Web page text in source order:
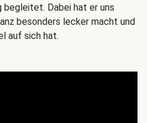
begleitet. Dabei hat er uns
besonders lecker macht und
auf sich hat.